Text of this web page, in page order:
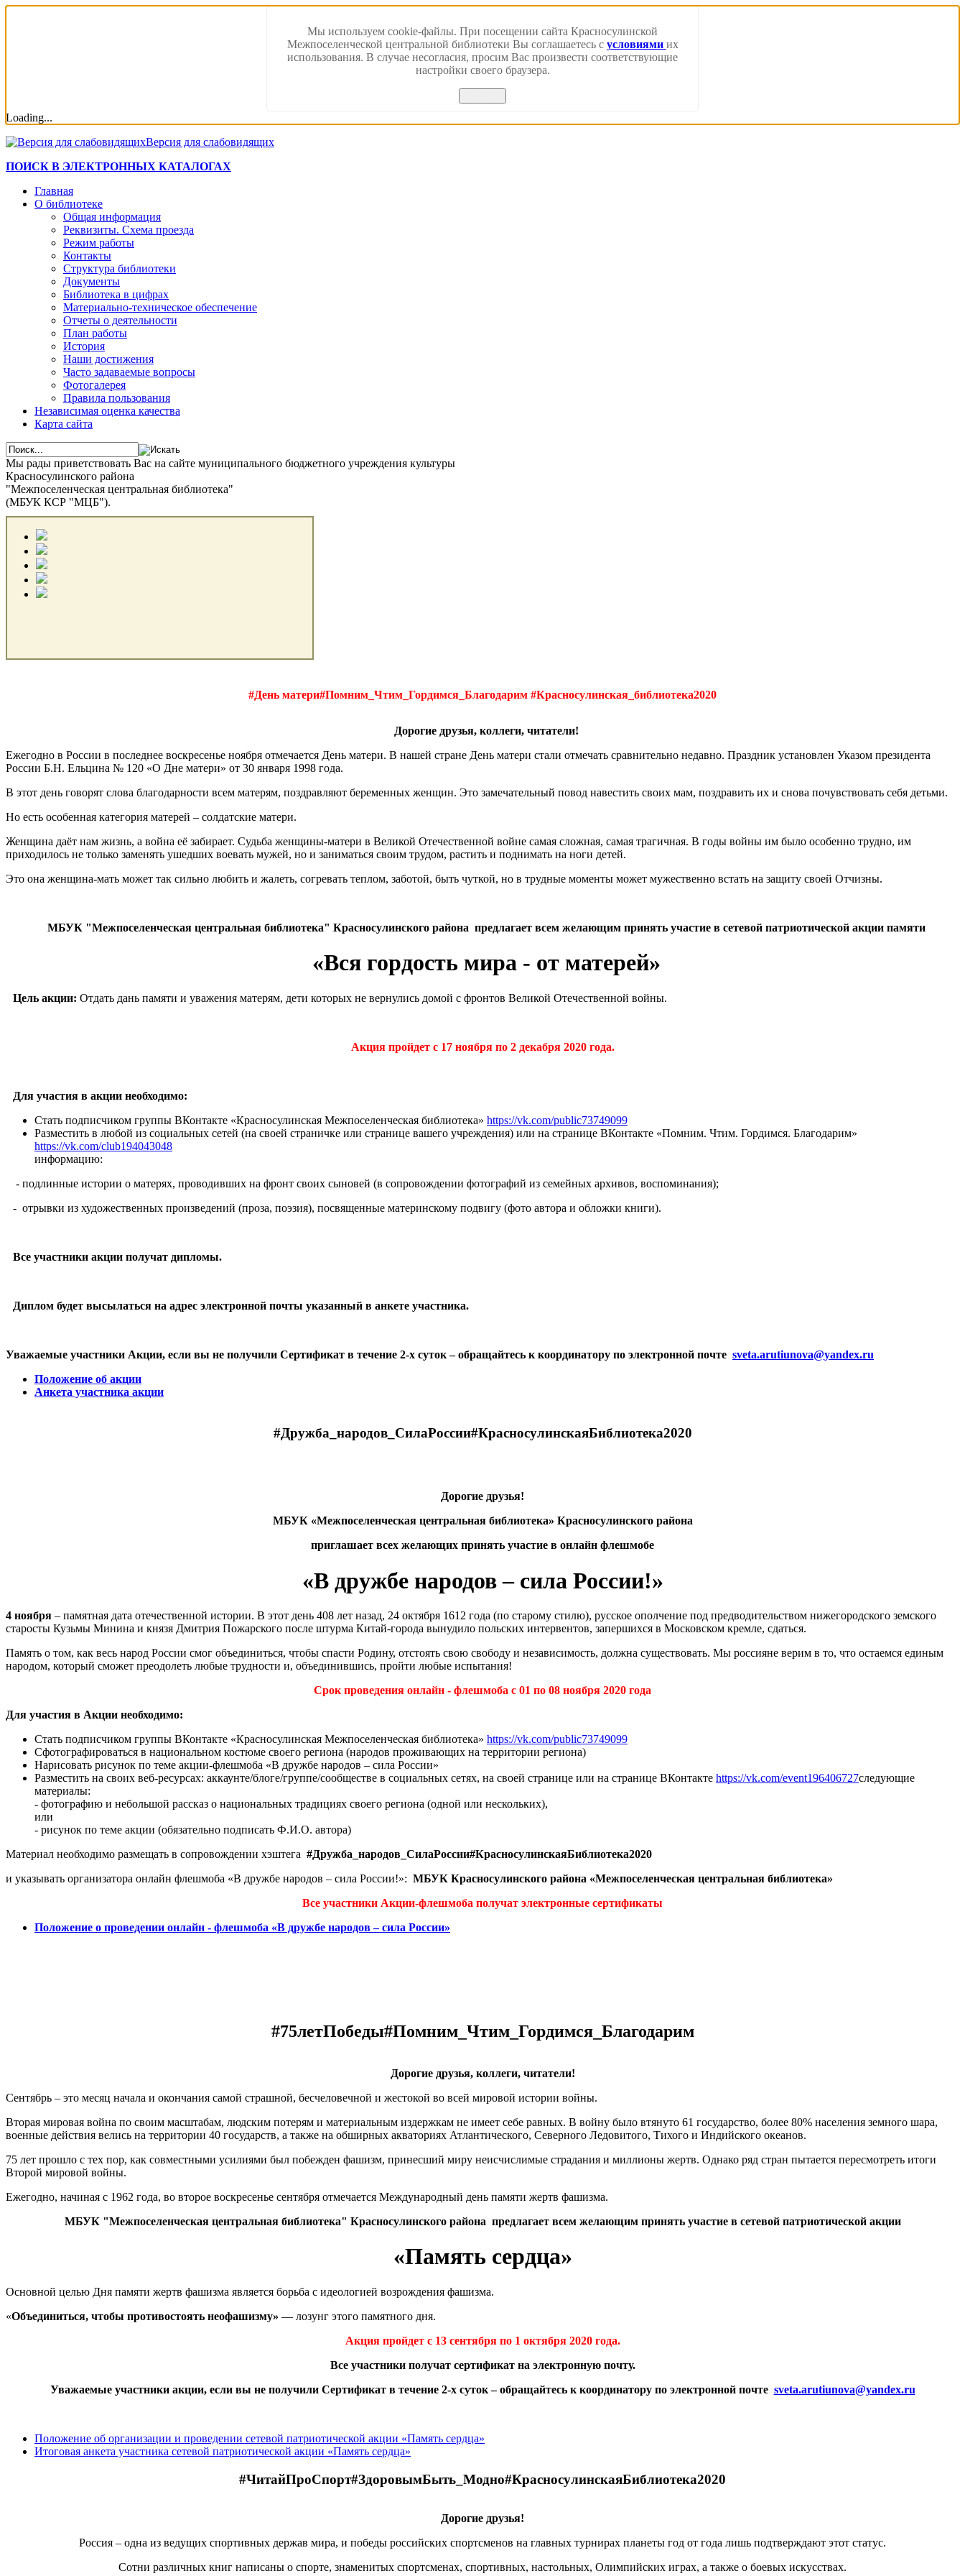
Мы используем cookie-файлы. При посещении сайта Красносулинской
Межпоселенческой центральной библиотеки Вы соглашаетесь с условиями их
использования. В случае несогласия, просим Вас произвести соответствующие
настройки своего браузера.
Loading...
Версия для слабовидящих
ПОИСК В ЭЛЕКТРОННЫХ КАТАЛОГАХ
Главная
О библиотеке
Общая информация
Реквизиты. Схема проезда
Режим работы
Контакты
Структура библиотеки
Документы
Библиотека в цифрах
Материально-техническое обеспечение
Отчеты о деятельности
План работы
История
Наши достижения
Часто задаваемые вопросы
Фотогалерея
Правила пользования
Независимая оценка качества
Карта сайта
Мы рады приветствовать Вас на сайте муниципального бюджетного учреждения культуры
Красносулинского района
"Межпоселенческая центральная библиотека"
(МБУК КСР "МЦБ").
#День матери#Помним_Чтим_Гордимся_Благодарим #Красносулинская_библиотека2020
Дорогие друзья, коллеги, читатели!
Ежегодно в России в последнее воскресенье ноября отмечается День матери. В нашей стране День матери стали отмечать сравнительно недавно. Праздник установлен Указом президента
России Б.Н. Ельцина № 120 «О Дне матери» от 30 января 1998 года.
В этот день говорят слова благодарности всем матерям, поздравляют беременных женщин. Это замечательный повод навестить своих мам, поздравить их и снова почувствовать себя детьми.
Но есть особенная категория матерей – солдатские матери.
Женщина даёт нам жизнь, а война её забирает. Судьба женщины-матери в Великой Отечественной войне самая сложная, самая трагичная. В годы войны им было особенно трудно, им
приходилось не только заменять ушедших воевать мужей, но и заниматься своим трудом, растить и поднимать на ноги детей.
Это она женщина-мать может так сильно любить и жалеть, согревать теплом, заботой, быть чуткой, но в трудные моменты может мужественно встать на защиту своей Отчизны.
МБУК "Межпоселенческая центральная библиотека" Красносулинского района предлагает всем желающим принять участие в сетевой патриотической акции памяти
«Вся гордость мира - от матерей»
Цель акции: Отдать дань памяти и уважения матерям, дети которых не вернулись домой с фронтов Великой Отечественной войны.
Акция пройдет с 17 ноября по 2 декабря 2020 года.
Для участия в акции необходимо:
Стать подписчиком группы ВКонтакте «Красносулинская Межпоселенческая библиотека» https://vk.com/public73749099
Разместить в любой из социальных сетей (на своей страничке или странице вашего учреждения) или на странице ВКонтакте «Помним. Чтим. Гордимся. Благодарим»
https://vk.com/club194043048
информацию:
- подлинные истории о матерях, проводивших на фронт своих сыновей (в сопровождении фотографий из семейных архивов, воспоминания);
- отрывки из художественных произведений (проза, поэзия), посвященные материнскому подвигу (фото автора и обложки книги).
Все участники акции получат дипломы.
Диплом будет высылаться на адрес электронной почты указанный в анкете участника.
Уважаемые участники Акции, если вы не получили Сертификат в течение 2-х суток – обращайтесь к координатору по электронной почте sveta.arutiunova@yandex.ru
Положение об акции
Анкета участника акции
#Дружба_народов_СилаРоссии#КрасносулинскаяБиблиотека2020
Дорогие друзья!
МБУК «Межпоселенческая центральная библиотека» Красносулинского района
приглашает всех желающих принять участие в онлайн флешмобе
«В дружбе народов – сила России!»
4 ноября – памятная дата отечественной истории. В этот день 408 лет назад, 24 октября 1612 года (по старому стилю), русское ополчение под предводительством нижегородского земского
старосты Кузьмы Минина и князя Дмитрия Пожарского после штурма Китай-города вынудило польских интервентов, запершихся в Московском кремле, сдаться.
Память о том, как весь народ России смог объединиться, чтобы спасти Родину, отстоять свою свободу и независимость, должна существовать. Мы россияне верим в то, что остаемся единым
народом, который сможет преодолеть любые трудности и, объединившись, пройти любые испытания!
Срок проведения онлайн - флешмоба с 01 по 08 ноября 2020 года
Для участия в Акции необходимо:
Стать подписчиком группы ВКонтакте «Красносулинская Межпоселенческая библиотека» https://vk.com/public73749099
Сфотографироваться в национальном костюме своего региона (народов проживающих на территории региона)
Нарисовать рисунок по теме акции-флешмоба «В дружбе народов – сила России»
Разместить на своих веб-ресурсах: аккаунте/блоге/группе/сообществе в социальных сетях, на своей странице или на странице ВКонтакте https://vk.com/event196406727следующие
материалы:
- фотографию и небольшой рассказ о национальных традициях своего региона (одной или нескольких),
или
- рисунок по теме акции (обязательно подписать Ф.И.О. автора)
Материал необходимо размещать в сопровождении хэштега #Дружба_народов_СилаРоссии#КрасносулинскаяБиблиотека2020
и указывать организатора онлайн флешмоба «В дружбе народов – сила России!»: МБУК Красносулинского района «Межпоселенческая центральная библиотека»
Все участники Акции-флешмоба получат электронные сертификаты
Положение о проведении онлайн - флешмоба «В дружбе народов – сила России»
#75летПобеды#Помним_Чтим_Гордимся_Благодарим
Дорогие друзья, коллеги, читатели!
Сентябрь – это месяц начала и окончания самой страшной, бесчеловечной и жестокой во всей мировой истории войны.
Вторая мировая война по своим масштабам, людским потерям и материальным издержкам не имеет себе равных. В войну было втянуто 61 государство, более 80% населения земного шара,
военные действия велись на территории 40 государств, а также на обширных акваториях Атлантического, Северного Ледовитого, Тихого и Индийского океанов.
75 лет прошло с тех пор, как совместными усилиями был побежден фашизм, принесший миру неисчислимые страдания и миллионы жертв. Однако ряд стран пытается пересмотреть итоги
Второй мировой войны.
Ежегодно, начиная с 1962 года, во второе воскресенье сентября отмечается Международный день памяти жертв фашизма.
МБУК "Межпоселенческая центральная библиотека" Красносулинского района предлагает всем желающим принять участие в сетевой патриотической акции
«Память сердца»
Основной целью Дня памяти жертв фашизма является борьба с идеологией возрождения фашизма.
«Объединиться, чтобы противостоять неофашизму» — лозунг этого памятного дня.
Акция пройдет с 13 сентября по 1 октября 2020 года.
Все участники получат сертификат на электронную почту.
Уважаемые участники акции, если вы не получили Сертификат в течение 2-х суток – обращайтесь к координатору по электронной почте sveta.arutiunova@yandex.ru
Положение об организации и проведении сетевой патриотической акции «Память сердца»
Итоговая анкета участника сетевой патриотической акции «Память сердца»
#ЧитайПроСпорт#ЗдоровымБыть_Модно#КрасносулинскаяБиблиотека2020
Дорогие друзья!
Россия – одна из ведущих спортивных держав мира, и победы российских спортсменов на главных турнирах планеты год от года лишь подтверждают этот статус.
Сотни различных книг написаны о спорте, знаменитых спортсменах, спортивных, настольных, Олимпийских играх, а также о боевых искусствах.